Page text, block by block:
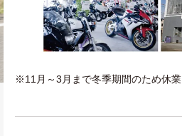
※11月～3月まで冬季期間のため休業